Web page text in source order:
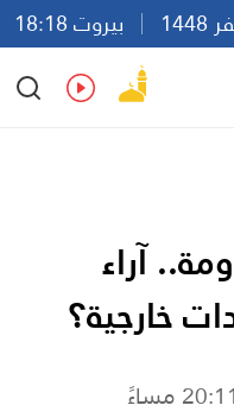
بيروت 18:18
Ar
En Fr Es
آراء
خارجية؟